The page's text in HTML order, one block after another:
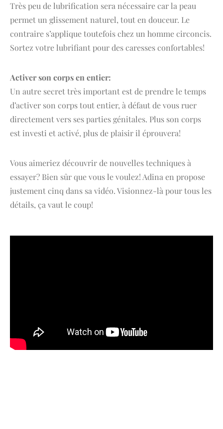
Très peu de lubrification sera nécessaire car la peau
permet un glissement naturel, tout en douceur. Le
contraire s’applique toutefois chez un homme circoncis.
Sortez votre lubrifiant pour des caresses confortables!
Activer son corps en entier:
Un autre secret très important est de prendre le temps
d’activer son corps tout entier, à défaut de vous ruer
directement vers ses parties génitales. Plus son corps
est investi et activé, plus de plaisir il éprouvera!
Vous aimeriez découvrir de nouvelles techniques à
essayer? Bien sûr que vous le voulez! Adina en propose
justement cinq dans sa vidéo. Visionnez-là pour tous les
détails, ça vaut le coup!